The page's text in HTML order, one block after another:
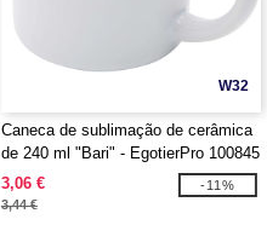
W32
Caneca de sublimação de cerâmica
de 240 ml "Bari" - EgotierPro 100845
3,06 €
3,44 €
-11%